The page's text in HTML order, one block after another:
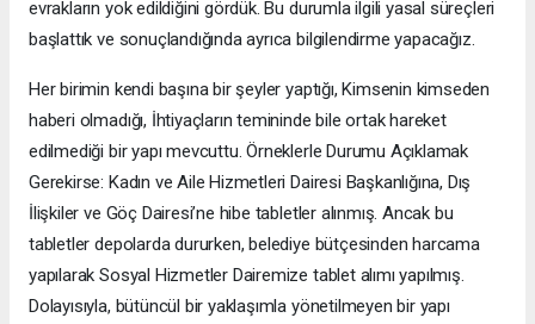
evrakların yok edildiğini gördük. Bu durumla ilgili yasal süreçleri
başlattık ve sonuçlandığında ayrıca bilgilendirme yapacağız.
Her birimin kendi başına bir şeyler yaptığı, Kimsenin kimseden
haberi olmadığı, İhtiyaçların temininde bile ortak hareket
edilmediği bir yapı mevcuttu. Örneklerle Durumu Açıklamak
Gerekirse: Kadın ve Aile Hizmetleri Dairesi Başkanlığına, Dış
İlişkiler ve Göç Dairesi’ne hibe tabletler alınmış. Ancak bu
tabletler depolarda dururken, belediye bütçesinden harcama
yapılarak Sosyal Hizmetler Dairemize tablet alımı yapılmış.
Dolayısıyla, bütüncül bir yaklaşımla yönetilmeyen bir yapı